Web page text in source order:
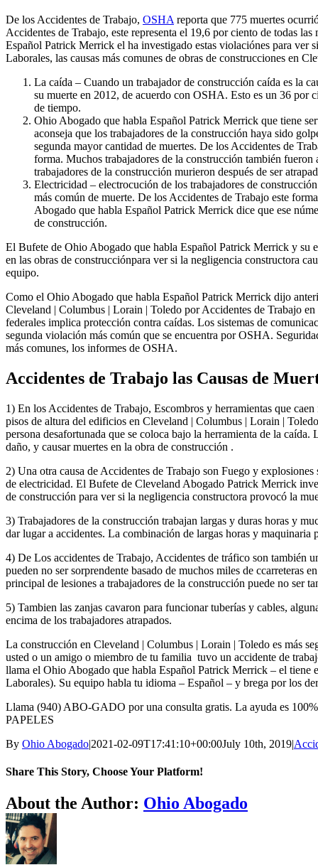
De los Accidentes de Trabajo, OSHA reporta que 775 muertes
Accidentes de Trabajo, este representa el 19,6 por ciento de todas
Español Patrick Merrick el ha investigado estas violaciónes para ver
Laborales, las causas más comunes de obras de construcciones en
La caída – Cuando un trabajador de construcción caída es la
su muerte en 2012, de acuerdo con OSHA. Esto es un 36 por
de tiempo.
Ohio Abogado que habla Español Patrick Merrick que tiene
aconseja que los trabajadores de la construcción haya sido
segunda mayor cantidad de muertes. De los Accidentes de
forma. Muchos trabajadores de la construcción también fueron
trabajadores de la construcción murieron después de ser
Electricidad – electrocución de los trabajadores de
más común de muerte. De los Accidentes de Trabajo este
Abogado que habla Español Patrick Merrick dice que ese
de construcción.
El Bufete de Ohio Abogado que habla Español Patrick Merrick y su
en las obras de construcciónpara ver si la negligencia constructora
equipo.
Como el Ohio Abogado que habla Español Patrick Merrick dijo
Cleveland | Columbus | Lorain | Toledo por Accidentes de Trabajo
federales implica protección contra caídas. Los sistemas de
segunda violación más común que se encuentra por OSHA.
más comunes, los informes de OSHA.
Accidentes de Trabajo las Causas de
1) En los Accidentes de Trabajo, Escombros y herramientas que
pisos de altura del edificios en Cleveland | Columbus | Lorain |
persona desafortunada que se coloca bajo la herramienta de la
daño, y causar muertes en la obra de construcción .
2) Una otra causa de Accidentes de Trabajo son Fuego y
de electricidad. El Bufete de Cleveland Abogado Patrick Merrick
de construcción para ver si la negligencia constructora provocó la
3) Trabajadores de la construcción trabajan largas y duras horas y
dar lugar a accidentes. La combinación de largas horas y maquinaria
4) De Los accidentes de Trabajo, Accidentes de tráfico son también
pueden no ser sorprendente basado de muchos miles de ccarreteras
principal de lesiones a trabajadores de la construcción puede no ser
5) Tambien las zanjas cavaron para funcionar tuberías y cables,
encima de los trabajadores atrapados.
La construcción en Cleveland | Columbus | Lorain | Toledo es más
usted o un amigo o miembro de tu familia tuvo un accidente de
llama el Ohio Abogado que habla Español Patrick Merrick – el tiene
Laborales). Su equipo habla tu idioma – Español – y brega por los
Llama (940) ABO-GADO por una consulta gratis. La ayuda es
PAPELES
By Ohio Abogado|2021-02-09T17:41:10+00:00July 10th, 2019|
Share This Story, Choose Your Platform!
Facebook
X
Reddit
LinkedIn
WhatsApp
Tumblr
Pinterest
Vk
Email
About the Author: Ohio Abogado